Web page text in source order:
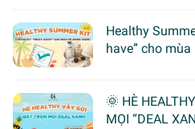
Healthy
have” cho
🌞 HÈ
MỌI “DEAL